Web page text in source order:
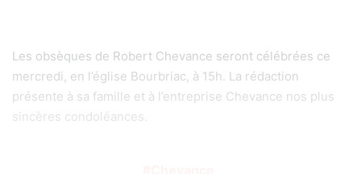
Les obsèques de Robert Chevance seront célébrées ce
mercredi, en l’église Bourbriac, à 15h. La rédaction
présente à sa famille et à l’entreprise Chevance nos plus
sincères condoléances.